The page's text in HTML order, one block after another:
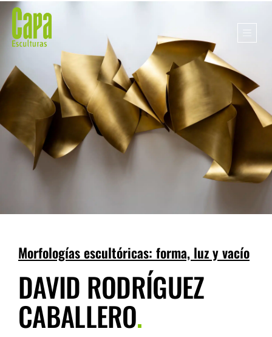
Morfologías escultóricas: forma, luz y vacío
DAVID RODRÍGUEZ
CABALLERO.